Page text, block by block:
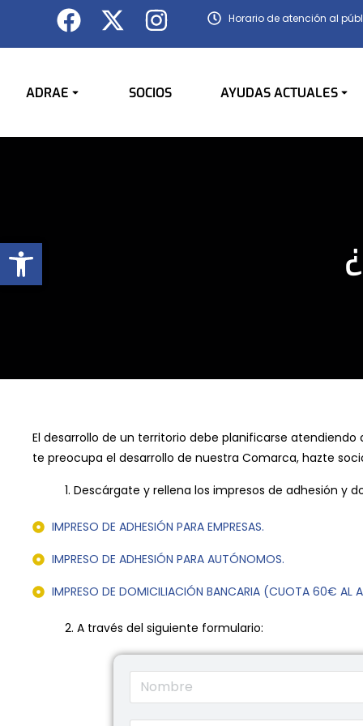
Horario de atención al
ADRAE SOCIOS AYUDAS ACTUALES
You are here:
El desarrollo de un territorio debe planificarse
te preocupa el desarrollo de nuestra Comarca, hazte
1. Descárgate y rellena los impresos de adhesión
IMPRESO DE ADHESIÓN PARA EMPRESAS.
IMPRESO DE ADHESIÓN PARA AUTÓNOMOS.
IMPRESO DE DOMICILIACIÓN BANCARIA (CUOTA 60€ AL
2. A través del siguiente formulario:
Abrir barra de herramientas